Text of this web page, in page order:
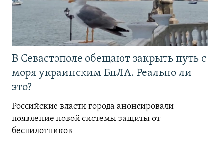
В Севастополе обещают закрыть путь с
моря украинским БпЛА. Реально ли
это?
Российские власти города анонсировали
появление новой системы защиты от
беспилотников